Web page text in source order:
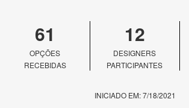
61
OPÇÕES
RECEBIDAS
12
DESIGNERS
PARTICIPANTES
INICIADO EM: 7/18/2021